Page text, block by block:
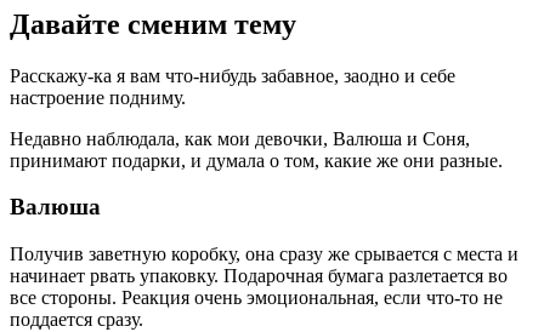
Давайте сменим тему
Расскажу-ка я вам что-нибудь забавное, заодно и себе
настроение подниму.
Недавно наблюдала, как мои девочки, Валюша и Соня,
принимают подарки, и думала о том, какие же они разные.
Валюша
Получив заветную коробку, она сразу же срывается с места и
начинает рвать упаковку. Подарочная бумага разлетается во
все стороны. Реакция очень эмоциональная, если что-то не
поддается сразу.